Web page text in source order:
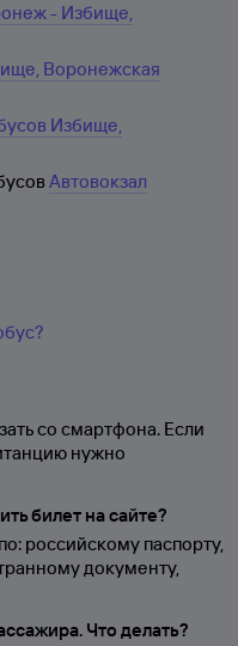
- Избище,
Воронежская
Избище,
Автовокзал
со смартфона. Если
нужно
билет на сайте?
российскому паспорту,
документу,
Что делать?